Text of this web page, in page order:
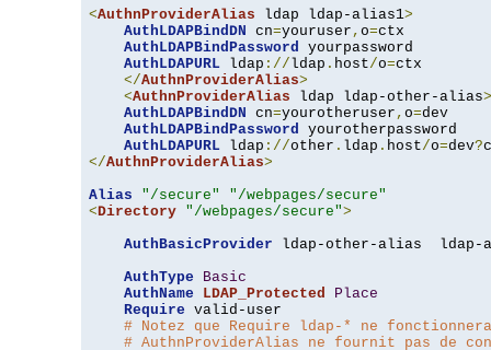
<AuthnProviderAlias ldap ldap-alias1>
AuthLDAPBindDN cn=youruser , o=ctx
AuthLDAPBindPassword yourpassword
AuthLDAPURL ldap ://ldap . host/o=ctx
</AuthnProviderAlias>
<AuthnProviderAlias ldap ldap-other-alias>
AuthLDAPBindDN cn=yourotheruser , o=dev
AuthLDAPBindPassword yourotherpassword
AuthLDAPURL ldap ://other . ldap . host/o=dev?
</AuthnProviderAlias>
Alias
"/secure"
"/webpages/secure"
<Directory "/webpages/secure">
AuthBasicProvider ldap-other-alias  ldap-
AuthType
Basic
AuthName
LDAP_Protected
Place
Require valid-user
# Notez que Require ldap-* ne
# AuthnProviderAlias ne fournit pas de